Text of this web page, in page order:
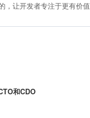
，让开发者专注于更有价
和CDO